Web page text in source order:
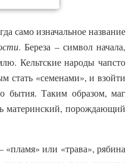
само изначальное название
. Береза – символ начала,
Кельтские народы чапсто
стать «семенами», и взойти
бытия. Таким образом, маг
материнский, порождающий
«пламя» или «трава», рябина